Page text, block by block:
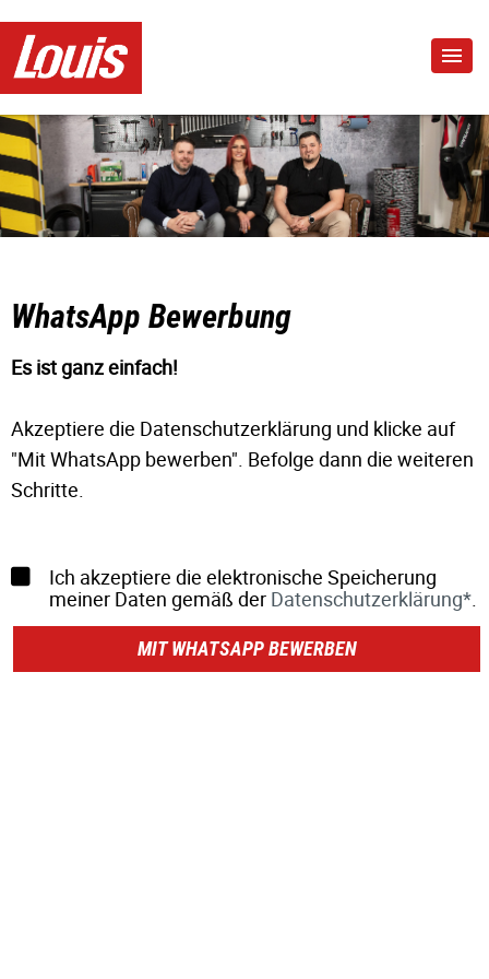
WhatsApp Bewerbung
Es ist ganz einfach!
Akzeptiere die Datenschutzerklärung und klicke auf
"Mit WhatsApp bewerben". Befolge dann die weiteren
Schritte.
Ich akzeptiere die elektronische Speicherung
meiner Daten gemäß der Datenschutzerklärung*.
MIT WHATSAPP BEWERBEN